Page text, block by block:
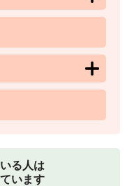
る人は
います